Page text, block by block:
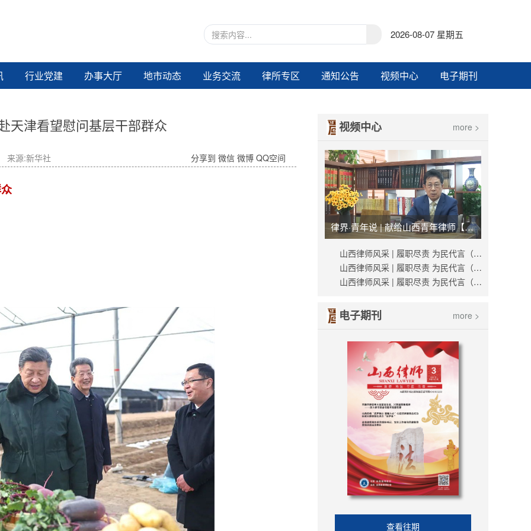
2026-08-07 星期五
行业党建 办事大厅 地市动态 业务交流 律所专区 通知公告 视频中心 电子期刊
天津看望慰问基层干部群众
来源:新华社 分享到 微信 微博 QQ空间
视频中心 more >
律界·青年说 | 献给山西青年律师【视频】
山西律师风采 | 履职尽责 为民代言（秦峰）
山西律师风采 | 履职尽责 为民代言（薛世杰）
山西律师风采 | 履职尽责 为民代言（刘越）
电子期刊 more >
查看往期